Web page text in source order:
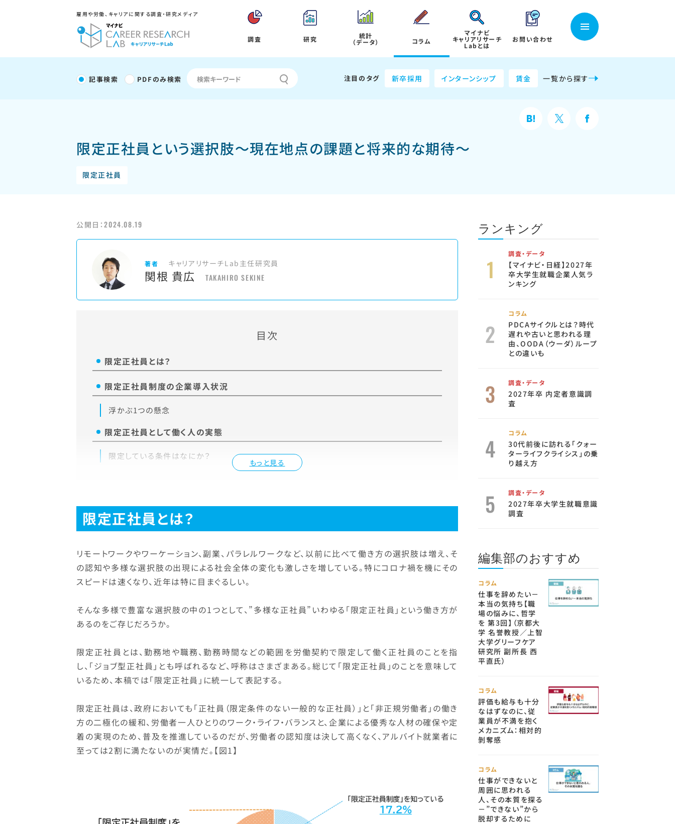
雇用や労働、キャリアに関する調査・研究メディア
調査 研究 統計
（データ） コラム
マイナビ
キャリアリサーチ
Labとは
お問い合わせ
記事検索 PDFのみ検索 注目のタグ 新卒採用 インターンシップ 賃金 一覧から探す
限定正社員という選択肢～現在地点の課題と将来的な期待～
限定正社員
公開日：2024.08.19
著者 キャリアリサーチLab主任研究員
関根 貴広 TAKAHIRO SEKINE
目次
もっと見る
限定正社員とは？
限定正社員制度の企業導入状況
浮かぶ1つの懸念
限定正社員として働く人の実態
限定している条件はなにか？
限定正社員とは？
リモートワークやワーケーション、副業、パラレルワークなど、以前に比べて働き方の選択肢は増え、そ
の認知や多様な選択肢の出現による社会全体の変化も激しさを増している。特にコロナ禍を機にその
スピードは速くなり、近年は特に目まぐるしい。
そんな多様で豊富な選択肢の中の1つとして、”多様な正社員”いわゆる「限定正社員」という働き方が
あるのをご存じだろうか。
限定正社員とは、勤務地や職務、勤務時間などの範囲を労働契約で限定して働く正社員のことを指
し、「ジョブ型正社員」とも呼ばれるなど、呼称はさまざまある。総じて「限定正社員」のことを意味して
いるため、本稿では「限定正社員」に統一して表記する。
限定正社員は、政府においても「正社員（限定条件のない一般的な正社員）」と「非正規労働者」の働き
方の二極化の緩和、労働者一人ひとりのワーク・ライフ・バランスと、企業による優秀な人材の確保や定
着の実現のため、普及を推進しているのだが、労働者の認知度は決して高くなく、アルバイト就業者に
至っては2割に満たないのが実情だ。【図1】
ランキング
調査・データ
【マイナビ・日経】2027年
卒大学生就職企業人気ラ
ンキング
コラム
PDCAサイクルとは？時代
遅れや古いと思われる理
由、OODA（ウーダ）ループ
との違いも
調査・データ
2027年卒 内定者意識調
査
コラム
30代前後に訪れる「クォー
ターライフクライシス」の乗
り越え方
調査・データ
2027年卒大学生就職意識
調査
編集部のおすすめ
コラム
仕事を辞めたい－
本当の気持ち【職
場の悩みに、哲学
を 第3回】（京都大
学 名誉教授／上智
大学グリーフケア
研究所 副所長 西
平直氏）
コラム
評価も給与も十分
なはずなのに、従
業員が不満を抱く
メカニズム：相対的
剝奪感
コラム
仕事ができないと
周囲に思われる
人、その本質を探る
－”できない”から
脱却するために